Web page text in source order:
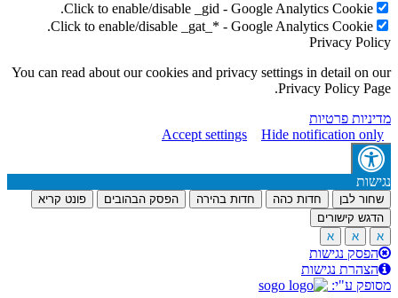
Click to enable/disable _gid - Google Analytics Cookie.
Click to enable/disable _gat_* - Google Analytics Cookie.
Privacy
You can read about our cookies and privacy settings in detail on
Privacy Policy
פרטיות
Accept settings
Hide notification only
שחור לבן חדות כהה חדות בהירה הפסק הבהובים
פונט קריא
הדגש קישורים
הפסק נגישות
הצהרת נגישות
ע"י: